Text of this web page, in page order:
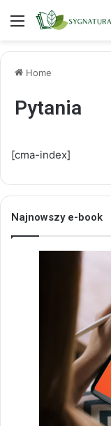
Menu
Home
Pytania
[cma-index]
Najnowszy e-book